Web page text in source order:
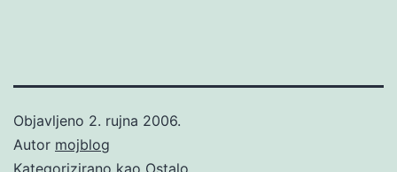
Objavljeno 2. rujna 2006.
Autor mojblog
Kategorizirano kao Ostalo